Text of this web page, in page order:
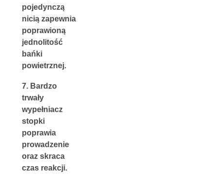
pojedynczą
nicią zapewnia
poprawioną
jednolitość
bańki
powietrznej.
7. Bardzo
trwały
wypełniacz
stopki
poprawia
prowadzenie
oraz skraca
czas reakcji.